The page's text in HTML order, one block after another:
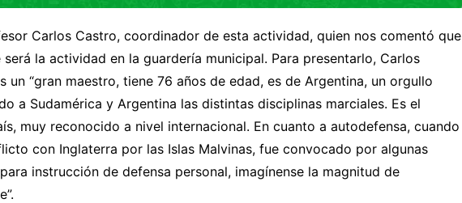
Carlos Castro, coordinador de esta actividad, quien nos comentó que
la actividad en la guardería municipal. Para presentarlo, Carlos
un “gran maestro, tiene 76 años de edad, es de Argentina, un orgullo
a Sudamérica y Argentina las distintas disciplinas marciales. Es el
muy reconocido a nivel internacional. En cuanto a autodefensa, cuando
con Inglaterra por las Islas Malvinas, fue convocado por algunas
instrucción de defensa personal, imagínense la magnitud de